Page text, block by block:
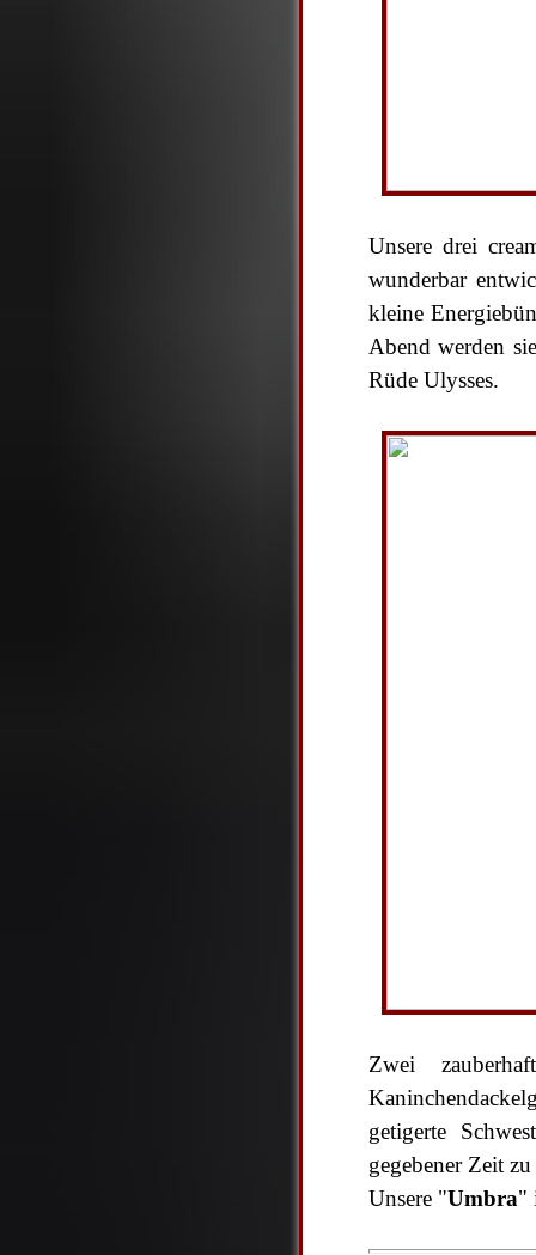
Unsere drei
wunderbar
kleine
Abend werden
Rüde Ulysses.
Zwei
getigerte
gegebener Zeit
Unsere "Umbra"